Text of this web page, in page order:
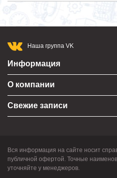
Наша группа VK
Информация
О компании
Свежие записи
Вся информация на сайте носит
публичной офертой. Точные
уточняйте у менеджеров.